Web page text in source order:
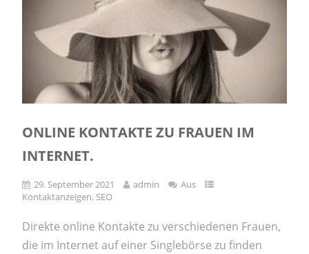
ONLINE KONTAKTE ZU FRAUEN IM
INTERNET.
29. September 2021 admin
Aus
Kontaktanzeigen, SEO
Direkte online Kontakte zu verschiedenen Frauen,
die im Internet auf einer Singlebörse zu finden